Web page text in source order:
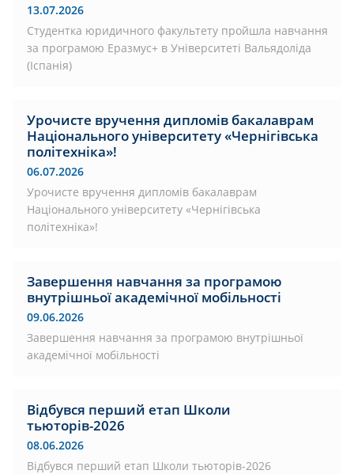
13.07.2026
Студентка юридичного факультету пройшла навчання
за програмою Еразмус+ в Університеті Вальядоліда
(Іспанія)
Урочисте вручення дипломів бакалаврам
Національного університету «Чернігівська
політехніка»!
06.07.2026
Урочисте вручення дипломів бакалаврам
Національного університету «Чернігівська
політехніка»!
Завершення навчання за програмою
внутрішньої академічної мобільності
09.06.2026
Завершення навчання за програмою внутрішньої
академічної мобільності
Відбувся перший етап Школи
тьюторів-2026
08.06.2026
Відбувся перший етап Школи тьюторів-2026